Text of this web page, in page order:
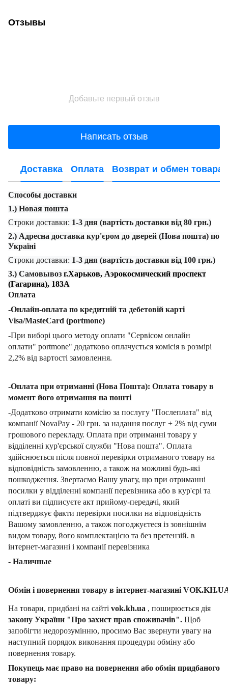
Отзывы
Добавьте первый отзыв
Написать отзыв
Доставка Оплата Возврат и обмен товара
Способы доставки
1.) Новая пошта
Строки доставки: 1-3 дня (вартість доставки від 80 грн.)
2.) Адресна доставка кур'єром до дверей (Нова пошта) по
Україні
Строки доставки: 1-3 дня (вартість доставки від 100 грн.)
3.) Самовывоз г.Харьков, Аэрокосмический проспект
(Гагарина), 183А
Оплата
-Онлайн-оплата по кредитній та дебетовій карті
Visa/MasteCard (portmone)
-При виборі цього методу оплати "Сервісом онлайн
оплати" portmone" додатково оплачується комісія в розмірі
2,2% від вартості замовлення.
-Оплата при отриманні (Нова Пошта): Оплата товару в
момент його отримання на пошті
-Додатково отримати комісію за послугу "Послеплата" від
компанії NovaPay - 20 грн. за надання послуг + 2% від суми
грошового перекладу. Оплата при отриманні товару у
відділенні кур'єрської служби "Нова пошта". Оплата
здійснюється після повної перевірки отриманого товару на
відповідність замовленню, а також на можливі будь-які
пошкодження. Звертаємо Вашу увагу, що при отриманні
посилки у відділенні компанії перевізника або в кур'єрі та
оплаті ви підписуєте акт прийому-передачі, який
підтверджує факти перевірки посилки на відповідність
Вашому замовленню, а також погоджуєтеся із зовнішнім
видом товару, його комплектацією та без претензій. в
інтернет-магазині і компанії перевізника
- Наличные
Обмін і повернення товару в інтернет-магазині
На товари, придбані на сайті vok.kh.ua , поширюється дія
закону України "Про захист прав споживачів". Щоб
запобігти недорозумінню, просимо Вас звернути увагу на
наступний порядок виконання процедури обміну або
повернення товару.
Покупець має право на повернення або обмін придбаного
товару: